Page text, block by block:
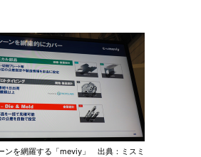
ンを網羅する「meviy」 出典：ミスミ